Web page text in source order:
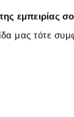
εμπειρίας
μας τότε